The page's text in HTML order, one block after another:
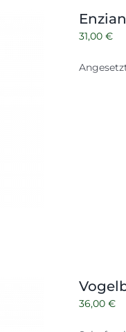
31,00 €
36,00 €